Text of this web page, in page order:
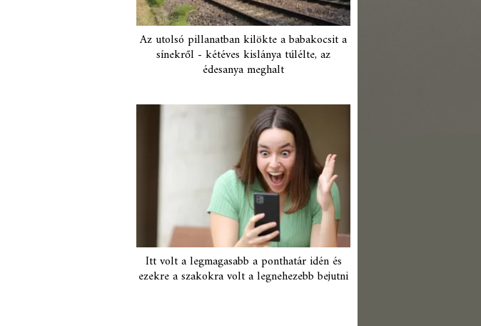
Az utolsó pillanatban kilökte a babakocsit a
sínekről - kétéves kislánya túlélte, az
édesanya meghalt
Itt volt a legmagasabb a ponthatár idén és
ezekre a szakokra volt a legnehezebb bejutni